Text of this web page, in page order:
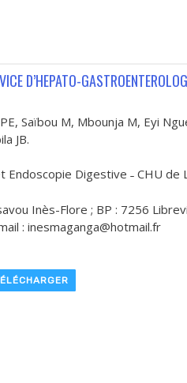
D’HEPATO-
Saïbou M, Mbounja M, Eyi
JB.
Digestive ˗ CHU de
Inès-Flore ; BP : 7256
: inesmaganga@hotmail.fr